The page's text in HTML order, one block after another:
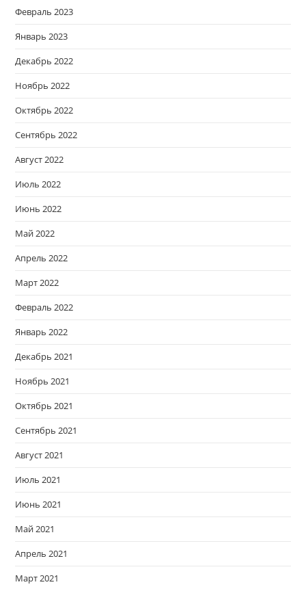
Февраль 2023
Январь 2023
Декабрь 2022
Ноябрь 2022
Октябрь 2022
Сентябрь 2022
Август 2022
Июль 2022
Июнь 2022
Май 2022
Апрель 2022
Март 2022
Февраль 2022
Январь 2022
Декабрь 2021
Ноябрь 2021
Октябрь 2021
Сентябрь 2021
Август 2021
Июль 2021
Июнь 2021
Май 2021
Апрель 2021
Март 2021